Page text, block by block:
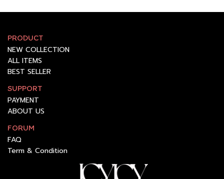
PRODUCT
NEW COLLECTION
ALL ITEMS
BEST SELLER
SUPPORT
PAYMENT
ABOUT US
FORUM
FAQ
Term & Condition